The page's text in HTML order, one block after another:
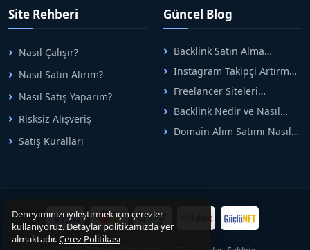
✅ PR & Dijital Basın Çalışmaları
✅ SEO Odaklı Backlink Hizmetleri
Alanlarında hızlı, Güvenilir ve Profesyonel Çözümler
Sunuyoruz.
⛔ Yayın Politikası
❌ Bahis ve kumar içerikleri
❌ Piyango ve şans oyunları
❌ Alkol ve tütün ürünleri
arasındaki süreci risksiz
alışveriş sistemi ile koruyan
ticaretin güvenli
adreslerinden birisidir.
Site Rehberi
Nasıl Çalışır?
Nasıl Satın Alırım?
Nasıl Satış Yaparım?
Risksiz Alışveriş
Satış Kuralları
Güncel Blog
Backlink Satın Alma
Rehberi: Güvenli SEO İçin
Doğru Adımlar
Instagram Takipçi Artırma
Yöntemleri: Organik Büyüme
Rehberi
Freelancer Siteleri
Arasında Doğru Seçim Nasıl
Yapılır
Backlink Nedir ve Nasıl
Alınır? Etkili Yöntemler
Domain Alım Satımı Nasıl
Deneyiminizi iyileştirmek için çerezler
kullanıyoruz. Detaylar politikamızda yer
almaktadır.Çerez Politikası